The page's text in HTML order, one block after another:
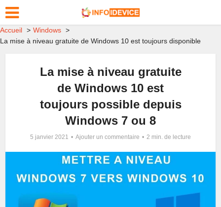
Accueil
Windows
La mise à niveau gratuite de Windows 10 est toujours disponible
La mise à niveau gratuite
de Windows 10 est
toujours possible depuis
Windows 7 ou 8
5 janvier 2021 Ajouter un commentaire 2 min. de lecture